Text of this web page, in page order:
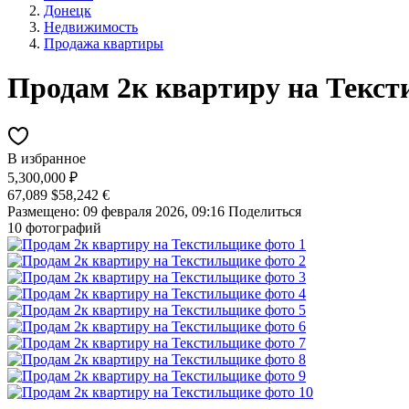
Донецк
Недвижимость
Продажа квартиры
Продам 2к квартиру на
В избранное
5,300,000 ₽
67,089 $58,242 €
Размещено: 09 февраля 2026, 09:16 Поделиться
10 фотографий